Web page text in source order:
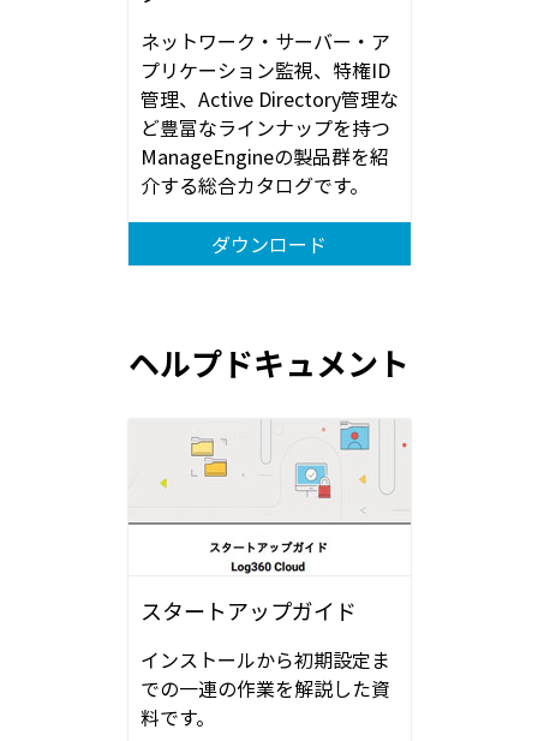
ネットワーク・サーバー・ア
プリケーション監視、特権ID
管理、Active Directory管理な
ど豊富なラインナップを持つ
ManageEngineの製品群を紹
介する総合カタログです。
ダウンロード
ヘルプドキュメント
スタートアップガイド
インストールから初期設定ま
での一連の作業を解説した資
料です。